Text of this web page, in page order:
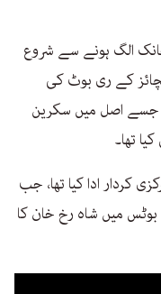
الگ ہونے سے شروع
کے ری بوٹ کی
جسے اصل میں سکرین
تھا۔
کردار ادا کیا تھا، جب
کے 2006 اور 2011 کے ری بوٹس میں شاہ رخ خان کا